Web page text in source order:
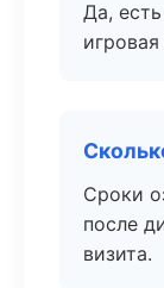
Да,
Сроки
после
визита.